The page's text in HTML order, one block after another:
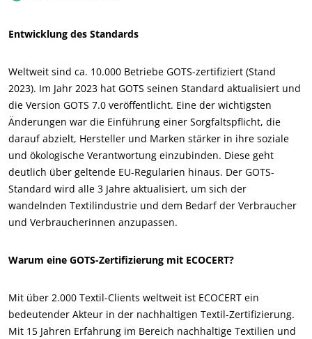
UNSERE GESCHÄFTSBEREICHE
Agri-Food
Kosmetik
Textil
Wald und Holz
Nachhaltige Materialien
Entwicklung des Standards
Weltweit sind ca. 10.000 Betriebe GOTS-zertifiziert (Stand
2023). Im Jahr 2023 hat GOTS seinen Standard aktualisiert und
die Version GOTS 7.0 veröffentlicht. Eine der wichtigsten
Änderungen war die Einführung einer Sorgfaltspflicht, die
darauf abzielt, Hersteller und Marken stärker in ihre soziale
und ökologische Verantwortung einzubinden. Diese geht
deutlich über geltende EU-Regularien hinaus. Der GOTS-
Standard wird alle 3 Jahre aktualisiert, um sich der
wandelnden Textilindustrie und dem Bedarf der Verbraucher
und Verbraucherinnen anzupassen.
Warum eine GOTS-Zertifizierung mit ECOCERT?
Mit über 2.000 Textil-Clients weltweit ist ECOCERT ein
bedeutender Akteur in der nachhaltigen Textil-Zertifizierung.
Mit 15 Jahren Erfahrung im Bereich nachhaltige Textilien und